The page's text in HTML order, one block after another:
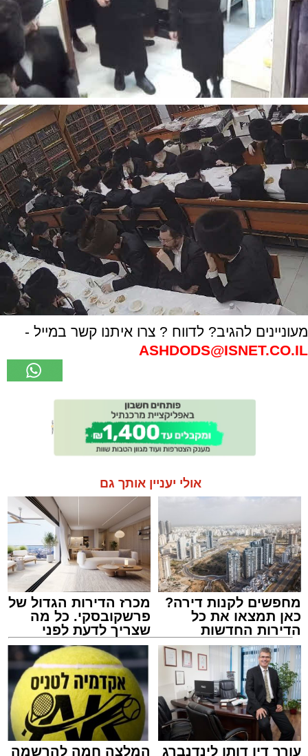
מעוניינים להגיב? לדווח ? צרו איתנו קשר במייל -
ASHDODS@ISNET.CO.IL
אולי יעניין אותך גם
מחפשים לקנות דירה?
כאן תמצאו את כל
הדירות החדשות
למכירה באשדוד >>>
מכרז הדירות הגדול של
פרשקובסקי. כל מה
שצריך לדעת לפני
שמגישים הצעה לדירה
באשדוד
עורך דין דותן לינדנברג המלצה חמה להרשמה